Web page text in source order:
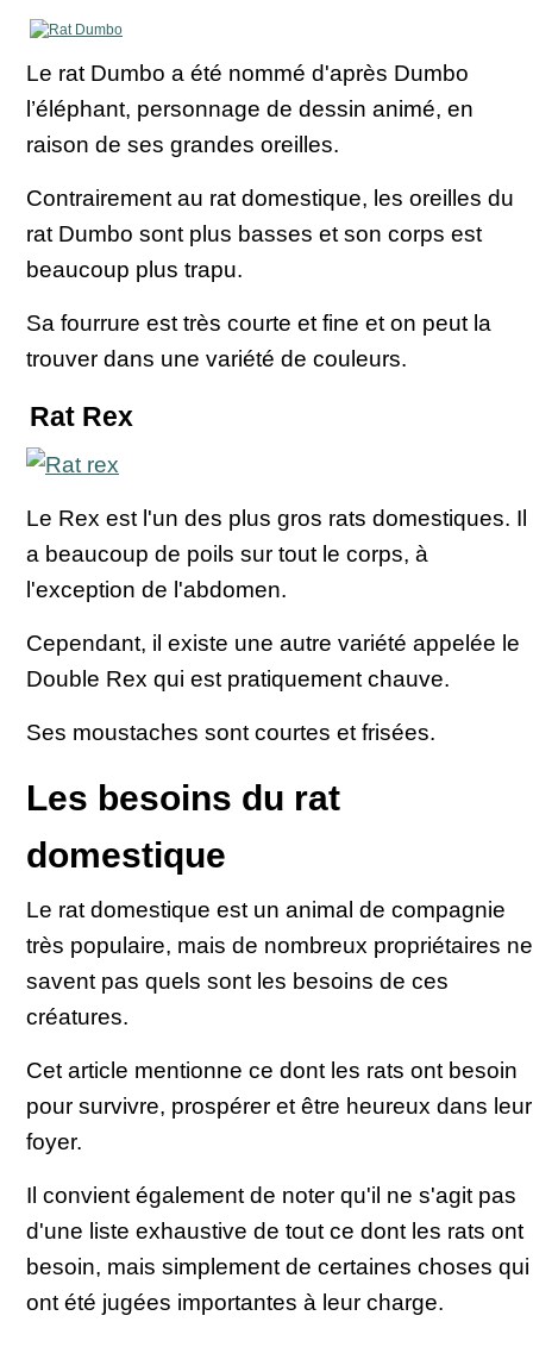
Le rat Dumbo a été nommé d'après Dumbo
l’éléphant, personnage de dessin animé, en
raison de ses grandes oreilles.
Contrairement au rat domestique, les oreilles du
rat Dumbo sont plus basses et son corps est
beaucoup plus trapu.
Sa fourrure est très courte et fine et on peut la
trouver dans une variété de couleurs.
Rat Rex
Le Rex est l'un des plus gros rats domestiques. Il
a beaucoup de poils sur tout le corps, à
l'exception de l'abdomen.
Cependant, il existe une autre variété appelée le
Double Rex qui est pratiquement chauve.
Ses moustaches sont courtes et frisées.
Les besoins du rat
domestique
Le rat domestique est un animal de compagnie
très populaire, mais de nombreux propriétaires ne
savent pas quels sont les besoins de ces
créatures.
Cet article mentionne ce dont les rats ont besoin
pour survivre, prospérer et être heureux dans leur
foyer.
Il convient également de noter qu'il ne s'agit pas
d'une liste exhaustive de tout ce dont les rats ont
besoin, mais simplement de certaines choses qui
ont été jugées importantes à leur charge.